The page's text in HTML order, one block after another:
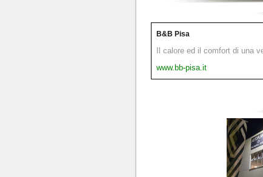
B&B Pisa
Il calore ed il comfort di una
www.bb-pisa.it